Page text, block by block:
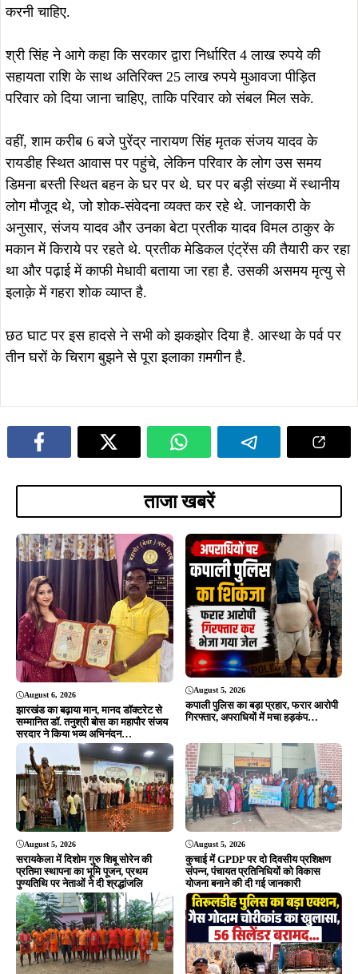
करनी चाहिए.
श्री सिंह ने आगे कहा कि सरकार द्वारा निर्धारित 4 लाख रुपये की
सहायता राशि के साथ अतिरिक्त 25 लाख रुपये मुआवजा पीड़ित
परिवार को दिया जाना चाहिए, ताकि परिवार को संबल मिल सके.
वहीं, शाम करीब 6 बजे पुरेंद्र नारायण सिंह मृतक संजय यादव के
रायडीह स्थित आवास पर पहुंचे, लेकिन परिवार के लोग उस समय
डिमना बस्ती स्थित बहन के घर पर थे. घर पर बड़ी संख्या में स्थानीय
लोग मौजूद थे, जो शोक-संवेदना व्यक्त कर रहे थे. जानकारी के
अनुसार, संजय यादव और उनका बेटा प्रतीक यादव विमल ठाकुर के
मकान में किराये पर रहते थे. प्रतीक मेडिकल एंट्रेंस की तैयारी कर रहा
था और पढ़ाई में काफी मेधावी बताया जा रहा है. उसकी असमय मृत्यु से
इलाक़े में गहरा शोक व्याप्त है.
छठ घाट पर इस हादसे ने सभी को झकझोर दिया है. आस्था के पर्व पर
तीन घरों के चिराग बुझने से पूरा इलाका ग़मगीन है.
ताजा खबरें
August 6, 2026
झारखंड का बढ़ाया मान, मानद डॉक्टरेट से
सम्मानित डॉ. तनुश्री बोस का महापौर संजय
सरदार ने किया भव्य अभिनंदन…
August 5, 2026
कपाली पुलिस का बड़ा प्रहार, फरार आरोपी
गिरफ्तार, अपराधियों में मचा हड़कंप…
August 5, 2026
सरायकेला में दिशोम गुरु शिबू सोरेन की
प्रतिमा स्थापना का भूमि पूजन, प्रथम
पुण्यतिथि पर नेताओं ने दी श्रद्धांजलि
August 5, 2026
कुचाई में GPDP पर दो दिवसीय प्रशिक्षण
संपन्न, पंचायत प्रतिनिधियों को विकास
योजना बनाने की दी गई जानकारी